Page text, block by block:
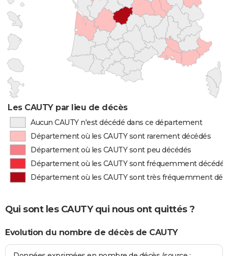
Les CAUTY par lieu de décès
Aucun CAUTY n'est décédé dans ce département
Département où les CAUTY sont rarement décédés
Département où les CAUTY sont peu décédés
Département où les CAUTY sont fréquemment décédés
Département où les CAUTY sont très fréquemment
Qui sont les CAUTY qui nous ont quittés ?
Evolution du nombre de décès de CAUTY